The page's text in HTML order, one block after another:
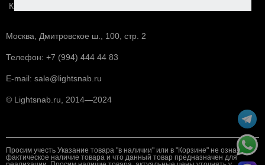
Контакты
Москва, Дмитровское ш., 100, стр. 2
Телефон: +7 (994) 444 44 83
E-mail: sale@lightsnab.ru
© Lightsnab.ru, 2014—2024
Просим учесть Указание товара "в наличии" или в "Корзине" не означает
фактическое наличие товара и что данный товар предназначен для